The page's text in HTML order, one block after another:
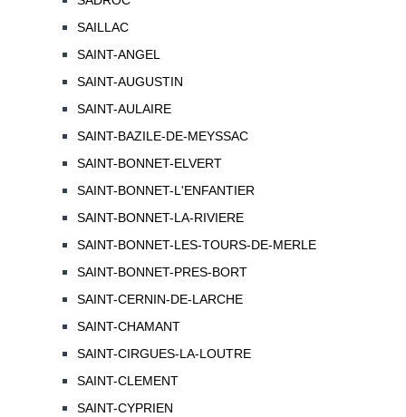
SAILLAC
SAINT-ANGEL
SAINT-AUGUSTIN
SAINT-AULAIRE
SAINT-BAZILE-DE-MEYSSAC
SAINT-BONNET-ELVERT
SAINT-BONNET-L'ENFANTIER
SAINT-BONNET-LA-RIVIERE
SAINT-BONNET-LES-TOURS-DE-MERLE
SAINT-BONNET-PRES-BORT
SAINT-CERNIN-DE-LARCHE
SAINT-CHAMANT
SAINT-CIRGUES-LA-LOUTRE
SAINT-CLEMENT
SAINT-CYPRIEN